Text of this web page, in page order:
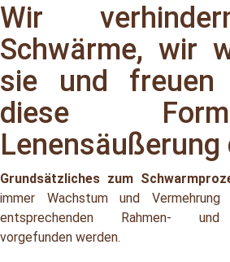
Wir
Schwärme, wir
sie und freuen
diese
Lenensäußerung
Grundsätzliches zum
immer Wachstum und
entsprechenden Rahmen- und
vorgefunden werden.